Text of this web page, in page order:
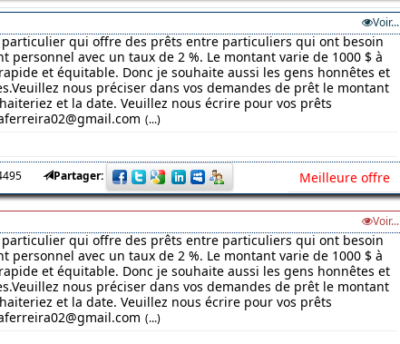
Voir...
particulier qui offre des prêts entre particuliers qui ont besoin
personnel avec un taux de 2 %. Le montant varie de 1000 $ à
et équitable. Donc je souhaite aussi les gens honnêtes et
nous préciser dans vos demandes de prêt le montant
et la date. Veuillez nous écrire pour vos prêts
(...)
Partager: Meilleure offre
Voir...
particulier qui offre des prêts entre particuliers qui ont besoin
personnel avec un taux de 2 %. Le montant varie de 1000 $ à
et équitable. Donc je souhaite aussi les gens honnêtes et
nous préciser dans vos demandes de prêt le montant
et la date. Veuillez nous écrire pour vos prêts
(...)